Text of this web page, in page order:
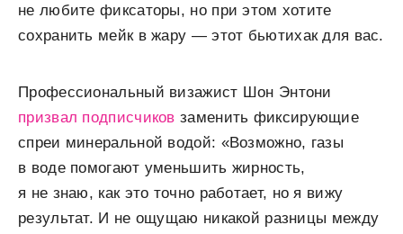
не любите фиксаторы, но при этом хотите
сохранить мейк в жару — этот бьютихак для вас.
Профессиональный визажист Шон Энтони
призвал подписчиков заменить фиксирующие
спреи минеральной водой: «Возможно, газы
в воде помогают уменьшить жирность,
я не знаю, как это точно работает, но я вижу
результат. И не ощущаю никакой разницы между